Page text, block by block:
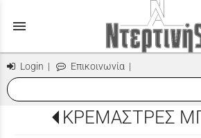
menu
Login | Επικοινωνία |
ΚΡΕΜΑΣΤΡΕΣ